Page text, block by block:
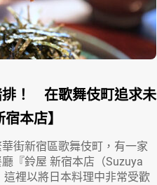
排！ 在歌舞伎町追求未
本店】
街新宿區歌舞伎町，有一家
『鈴屋 新宿本店（Suzuya
裡以將日本料理中非常受歡